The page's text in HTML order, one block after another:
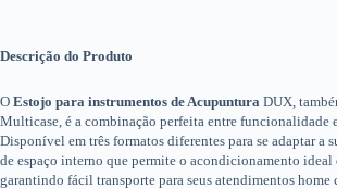
Descrição do Produto
O Estojo para instrumentos de Acupuntura DUX,
Multicase, é a combinação perfeita entre funcionalidade
Disponível em três formatos diferentes para se adaptar a
de espaço interno que permite o acondicionamento ideal
garantindo fácil transporte para seus atendimentos home